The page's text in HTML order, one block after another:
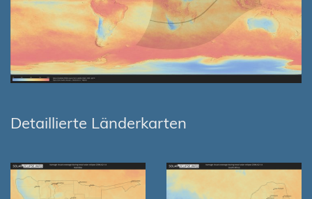
Detaillierte Länderkarten